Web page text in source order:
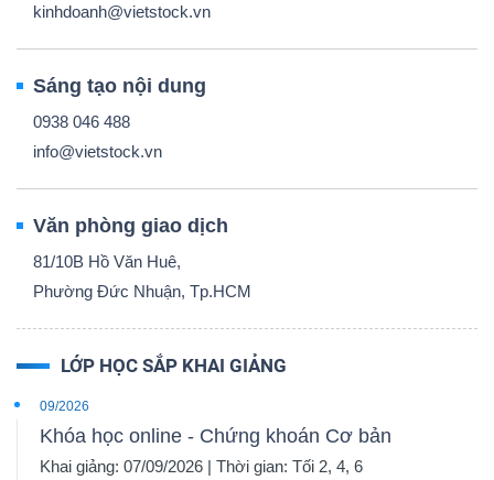
kinhdoanh@vietstock.vn
Sáng tạo nội dung
0938 046 488
info@vietstock.vn
Văn phòng giao dịch
81/10B Hồ Văn Huê,
Phường Đức Nhuận, Tp.HCM
LỚP HỌC SẮP KHAI GIẢNG
09/2026
Khóa học online - Chứng khoán Cơ bản
Khai giảng: 07/09/2026 | Thời gian: Tối 2, 4, 6